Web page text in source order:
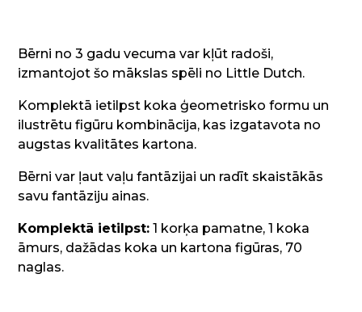
Bērni no 3 gadu vecuma var kļūt radoši,
izmantojot šo mākslas spēli no Little Dutch.
Komplektā ietilpst koka ģeometrisko formu un
ilustrētu figūru kombinācija, kas izgatavota no
augstas kvalitātes kartona.
Bērni var ļaut vaļu fantāzijai un radīt skaistākās
savu fantāziju ainas.
Komplektā ietilpst: 1 korķa pamatne, 1 koka
āmurs, dažādas koka un kartona figūras, 70
naglas.